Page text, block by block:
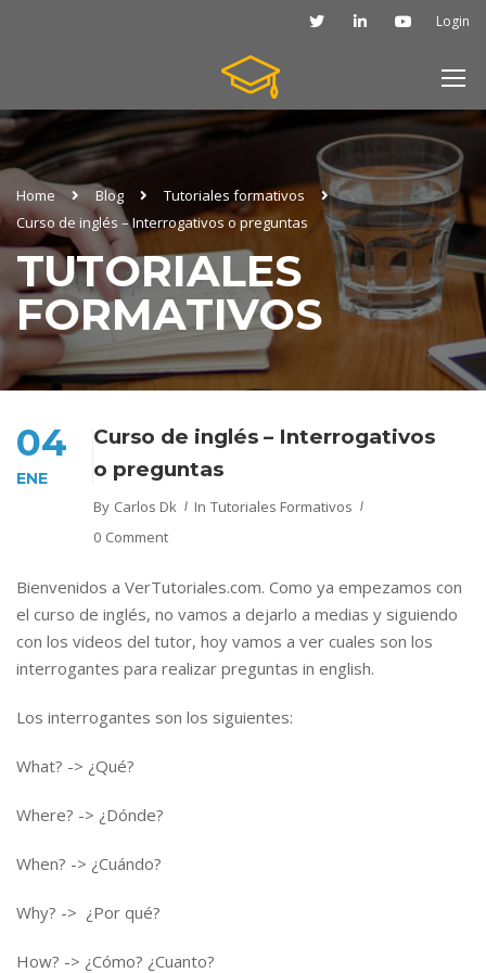
Login
Home Blog
Tutoriales formativos
Curso de inglés – Interrogativos o preguntas
TUTORIALES
FORMATIVOS
04
ENE
Curso de inglés – Interrogativos
o preguntas
By Carlos Dk In Tutoriales Formativos
0 Comment
Bienvenidos a VerTutoriales.com. Como ya empezamos con
el curso de inglés, no vamos a dejarlo a medias y siguiendo
con los videos del tutor, hoy vamos a ver cuales son los
interrogantes para realizar preguntas in english.
Los interrogantes son los siguientes:
What? -> ¿Qué?
Where? -> ¿Dónde?
When? -> ¿Cuándo?
Why? -> ¿Por qué?
How? -> ¿Cómo? ¿Cuanto?